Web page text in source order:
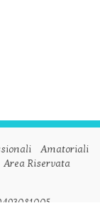
Amatoriali
Area Riservata